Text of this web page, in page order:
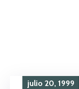
julio 20, 1999